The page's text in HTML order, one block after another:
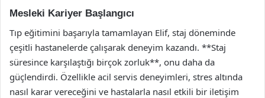
Mesleki Kariyer Başlangıcı
Tıp eğitimini başarıyla tamamlayan Elif, staj döneminde
çeşitli hastanelerde çalışarak deneyim kazandı. **Staj
süresince karşılaştığı birçok zorluk**, onu daha da
güçlendirdi. Özellikle acil servis deneyimleri, stres altında
nasıl karar vereceğini ve hastalarla nasıl etkili bir iletişim